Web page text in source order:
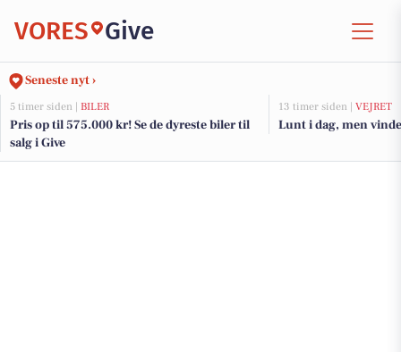
VORES Give
Seneste nyt ›
5 timer siden | BILER
Pris op til 575.000 kr! Se de dyreste biler til
salg i Give
13 timer siden | VEJRET
Lunt i dag, men